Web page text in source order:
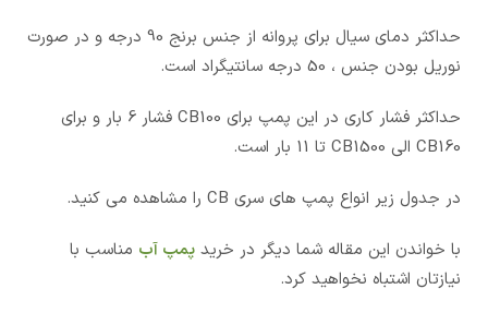
حداکثر دمای سیال برای پروانه از جنس برنج 90 درجه و در صورت
نوریل بودن جنس ، 50 درجه سانتیگراد است.
حداکثر فشار کاری در این پمپ برای CB100 فشار 6 بار و برای
CB160 الی CB1500 تا 11 بار است.
در جدول زیر انواع پمپ های سری CB را مشاهده می کنید.
با خواندن این مقاله شما دیگر در خرید پمپ آب مناسب با
نیازتان اشتباه نخواهید کرد.